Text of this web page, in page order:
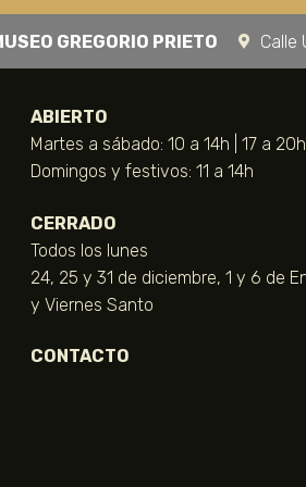
GREGORIO PRIETO Calle
ABIERTO
Martes a sábado: 10 a 14h | 17 a 20h
Domingos y festivos: 11 a 14h
CERRADO
Todos los lunes
24, 25 y 31 de diciembre, 1 y 6 de
y Viernes Santo
CONTACTO